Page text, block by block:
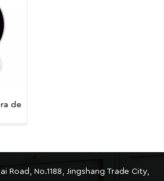
de
Road, No.1188, Jingshang Trade City,